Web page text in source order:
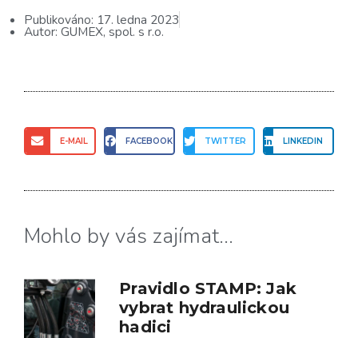
Publikováno: 17. ledna 2023
Autor: GUMEX, spol. s r.o.
E-MAIL FACEBOOK TWITTER LINKEDIN
Mohlo by vás zajímat...
Pravidlo STAMP: Jak
vybrat hydraulickou
hadici